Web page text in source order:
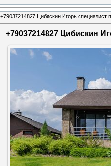
+79037214827 Цибискин Игорь специалист
+79037214827 Цибискин